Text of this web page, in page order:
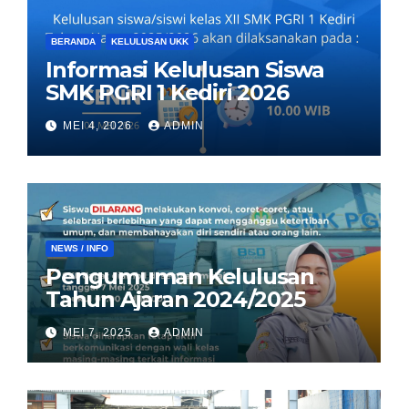
BERANDA KELULUSAN UKK
Informasi Kelulusan Siswa
SMK PGRI 1 Kediri 2026
MEI 4, 2026 ADMIN
NEWS / INFO
Pengumuman Kelulusan
Tahun Ajaran 2024/2025
MEI 7, 2025 ADMIN